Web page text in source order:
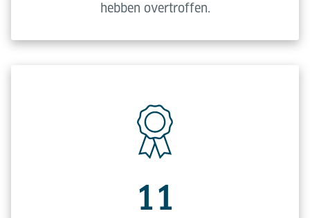
hebben overtroffen.
11